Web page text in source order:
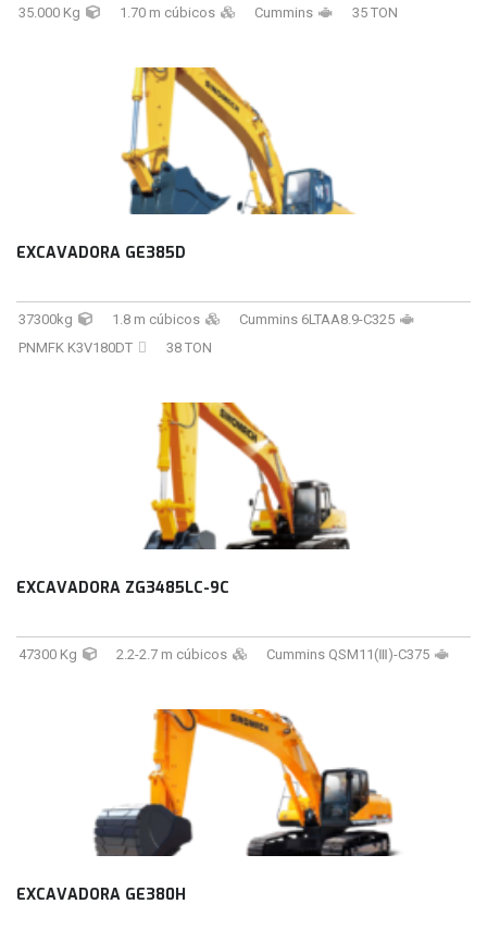
35.000 Kg 1.70 m cúbicos Cummins 35 TON
EXCAVADORA GE385D
37300kg 1.8 m cúbicos
Cummins 6LTAA8.9-C325
PNMFK K3V180DT
38 TON
EXCAVADORA ZG3485LC-9C
47300 Kg 2.2-2.7 m cúbicos Cummins QSM11(Ⅲ)-C375
EXCAVADORA GE380H